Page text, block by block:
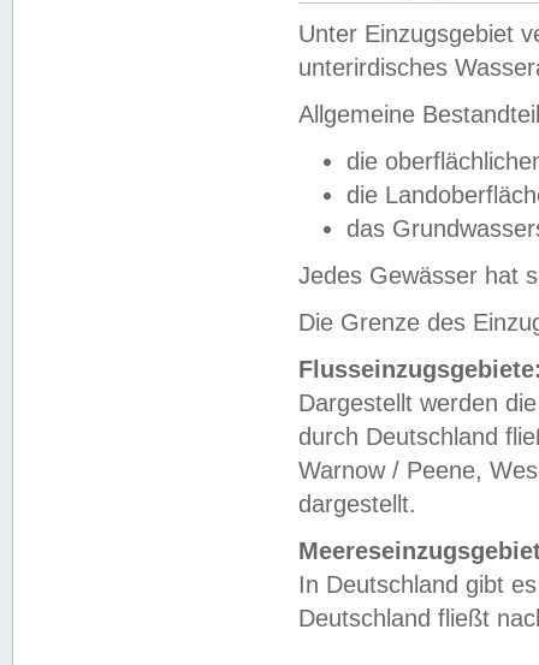
Unter Einzugsgebiet
unterirdisches
Allgemeine
die
die
das
Jedes Gewässer hat
Die Grenze des
Dargestellt werden
durch Deutschland
Warnow / Peene,
dargestellt.
In Deutschland gibt
Deutschland fließt